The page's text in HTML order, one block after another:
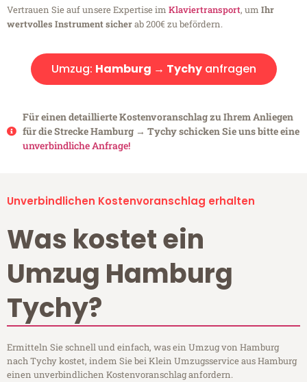
Vertrauen Sie auf unsere Expertise im Klaviertransport, um Ihr
wertvolles Instrument sicherab 200€ zu befördern.
Umzug: Hamburg → Tychyanfragen
Für einen detaillierte Kostenvoranschlag zu Ihrem Anliegen
für die Strecke Hamburg → Tychy schicken Sie uns bitte eine
unverbindliche Anfrage!
Unverbindlichen Kostenvoranschlag erhalten
Was kostet ein
Umzug Hamburg
Tychy?
Ermitteln Sie schnell und einfach, was ein Umzug von Hamburg
nach Tychy kostet, indem Sie bei Klein Umzugsservice aus Hamburg
einen unverbindlichen Kostenvoranschlag anfordern.